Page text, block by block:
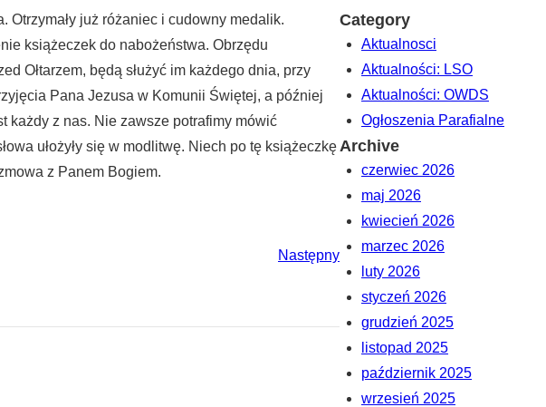
już różaniec i cudowny medalik.
książeczek do nabożeństwa. Obrzędu
Ołtarzem, będą służyć im każdego dnia, przy
Pana Jezusa w Komunii Świętej, a później
każdy z nas. Nie zawsze potrafimy mówić
ułożyły się w modlitwę. Niech po tę książeczkę
z Panem Bogiem.
Następny
Category
Aktualnosci
Aktualności: LSO
Aktualności: OWDS
Ogłoszenia Parafialne
Archive
czerwiec 2026
maj 2026
kwiecień 2026
marzec 2026
luty 2026
styczeń 2026
grudzień 2025
listopad 2025
październik 2025
wrzesień 2025